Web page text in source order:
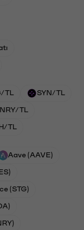
TL SYN/TL
TL
TL
Aave (AAVE)
(STG)